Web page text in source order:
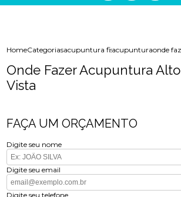
HomeCategoriasacupuntura fisioterapia
acupunturaonde
Onde Fazer Acupuntura
Vista
FAÇA UM ORÇAMENTO
Digite seu nome
Digite seu email
Digite seu telefone